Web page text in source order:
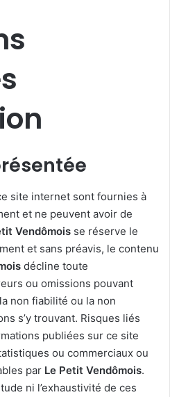
site internet sont fournies à
et ne peuvent avoir de
Vendômois se réserve le
et sans préavis, le contenu
décline toute
ou omissions pouvant
non fiabilité ou la non
s’y trouvant. Risques liés
publiées sur ce site
ou commerciaux ou
par Le Petit Vendômois.
ni l’exhaustivité de ces